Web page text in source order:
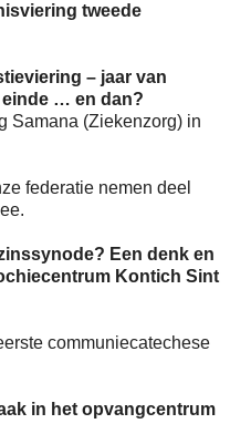
tweede
– jaar van
… en dan?
Samana (Ziekenzorg) in
federatie nemen deel
Een denk en
Kontich Sint
communiecatechese
in het opvangcentrum